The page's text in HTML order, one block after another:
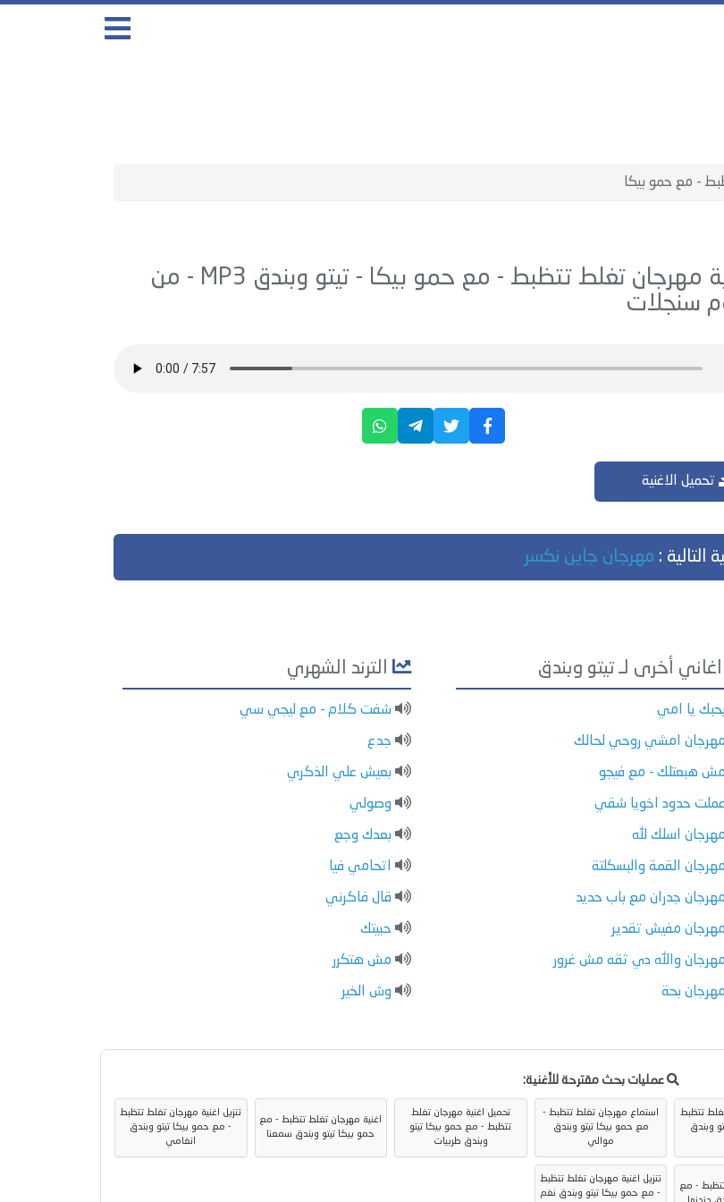
- مع حمو بيكا
مهرجان تغلط تتظبط - مع حمو بيكا -تيتو وبندق
MP3 - من
سنجلات
تحميل الاغنية
التالية : مهرجان جاين نكسر
اغاني أخرى لـ تيتو وبندق
بحبك يا امي
مهرجان امشي روحي لحالك
مش هبعتلك - مع فيجو
عملت حدود اخويا شقي
مهرجان اسلك لله
مهرجان القمة والبسكلتة
مهرجان جدران مع باب حديد
مهرجان مفيش تقدير
مهرجان والله دي ثقه مش غرور
مهرجان بحة
الترند الشهري
شفت كلام - مع ليجي سي
جدع
بعيش علي الذكري
وصولي
بعدك وجع
اتحامي فيا
قال فاكرني
حبيتك
مش هتكرر
وش الخير
عمليات بحث مقترحة للأغنية:
تتظبط
وبندق
استماع مهرجان تغلط تتظبط -
مع حمو بيكا تيتو وبندق
موالي
تحميل اغنية مهرجان تغلط
تتظبط - مع حمو بيكا تيتو
وبندق طربيات
اغنية مهرجان تغلط تتظبط - مع
حمو بيكا تيتو وبندق سمعنا
تنزيل اغنية مهرجان تغلط تتظبط
- مع حمو بيكا تيتو وبندق
انغامي
تتظبط - مع
تنزيل اغنية مهرجان تغلط تتظبط
- مع حمو بيكا تيتو وبندق نغم